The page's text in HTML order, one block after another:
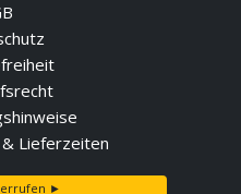
Lieferzeiten
►